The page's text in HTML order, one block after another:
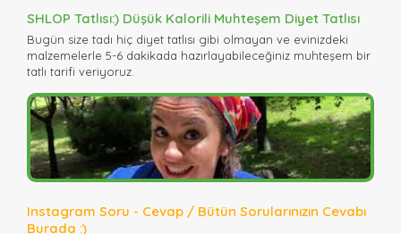
SHLOP Tatlısı:) Düşük Kalorili Muhteşem Diyet Tatlısı
Bugün size tadı hiç diyet tatlısı gibi olmayan ve evinizdeki
malzemelerle 5-6 dakikada hazırlayabileceğiniz muhteşem bir
tatlı tarifi veriyoruz.
Instagram Soru - Cevap / Bütün Sorularınızın Cevabı
Burada :)